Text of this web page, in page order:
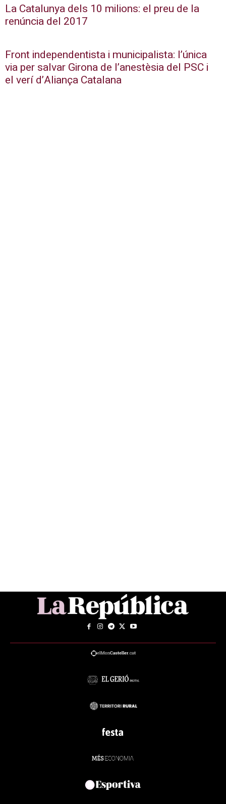
La Catalunya dels 10 milions: el preu de la
renúncia del 2017
Front independentista i municipalista: l’única
via per salvar Girona de l’anestèsia del PSC i
el verí d’Aliança Catalana